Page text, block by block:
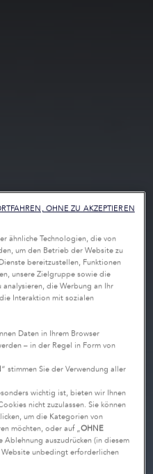
ähnliche Technologien, die von
um den Betrieb der Website zu
bereitzustellen, Funktionen
unsere Zielgruppe sowie die
analysieren, die Werbung an Ihr
Interaktion mit sozialen
Daten in Ihrem Browser
– in der Regel in Form von
“ stimmen Sie der Verwendung aller
wichtig ist, bieten wir Ihnen
nicht zuzulassen. Sie können
um die Kategorien von
möchten, oder auf „OHNE
Ablehnung auszudrücken (in diesem
unbedingt erforderlichen
OHNE ZU AKZEPTIEREN